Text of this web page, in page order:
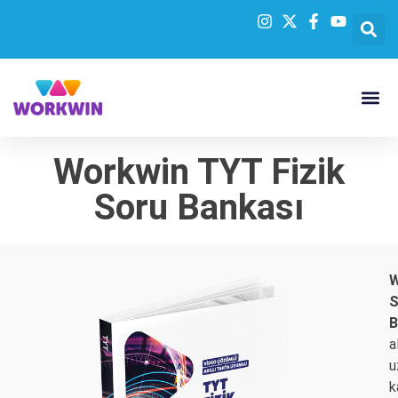
Workwin TYT Fizik
Soru Bankası